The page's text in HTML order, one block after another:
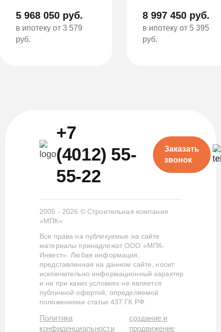
5 968 050 руб.
в ипотеку от 3 579
руб.
8 997 450 руб.
в ипотеку от 5 395
руб.
+7
(4012) 55-
55-22
Заказать
звонок
2005 - 2026 © Строительная компания
«МПК»
Все права на публикуемые на сайте
материалы принадлежат ООО «МПК-
Инвест». Любая информация,
представленная на данном сайте, носит
исключительно информационный характер
и ни при каких условиях не является
публичной офертой, определяемой
положениями статьи 437 ГК РФ.
Политика
конфиденциальности
создание и
продвижение